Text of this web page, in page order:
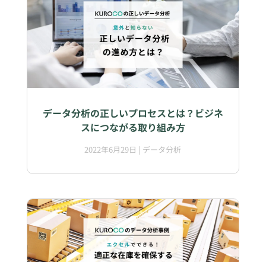
データ分析の正しいプロセスとは？ビジネ
スにつながる取り組み方
2022年6月29日 | データ分析